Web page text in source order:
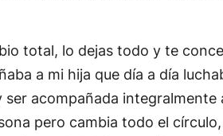
total, lo dejas todo y te
a mi hija que día a día
acompañada integralmente
pero cambia todo el